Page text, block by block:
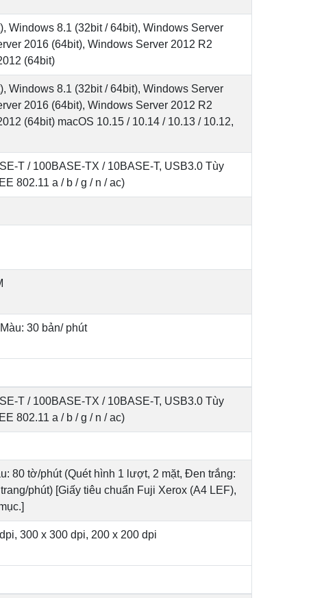
Windows 8.1 (32bit / 64bit), Windows Server
2016 (64bit), Windows Server 2012 R2
(64bit)
Windows 8.1 (32bit / 64bit), Windows Server
2016 (64bit), Windows Server 2012 R2
(64bit) macOS 10.15 / 10.14 / 10.13 / 10.12,
T / 100BASE-TX / 10BASE-T, USB3.0 Tùy
802.11 a / b / g / n / ac)
30 bản/ phút
T / 100BASE-TX / 10BASE-T, USB3.0 Tùy
802.11 a / b / g / n / ac)
80 tờ/phút (Quét hình 1 lượt, 2 mặt, Đen trắng:
phút) [Giấy tiêu chuẩn Fuji Xerox (A4 LEF),
300 x 300 dpi, 200 x 200 dpi